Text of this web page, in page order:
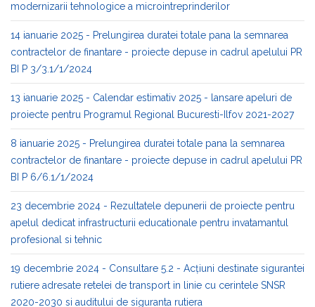
modernizarii tehnologice a microintreprinderilor
14 ianuarie 2025 - Prelungirea duratei totale pana la semnarea
contractelor de finantare - proiecte depuse in cadrul apelului PR
BI P 3/3.1/1/2024
13 ianuarie 2025 - Calendar estimativ 2025 - lansare apeluri de
proiecte pentru Programul Regional Bucuresti-Ilfov 2021-2027
8 ianuarie 2025 - Prelungirea duratei totale pana la semnarea
contractelor de finantare - proiecte depuse in cadrul apelului PR
BI P 6/6.1/1/2024
23 decembrie 2024 - Rezultatele depunerii de proiecte pentru
apelul dedicat infrastructurii educationale pentru invatamantul
profesional si tehnic
19 decembrie 2024 - Consultare 5.2 - Acțiuni destinate sigurantei
rutiere adresate retelei de transport in linie cu cerintele SNSR
2020-2030 si auditului de siguranta rutiera